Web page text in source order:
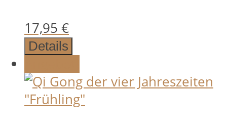
17,95 €
Details